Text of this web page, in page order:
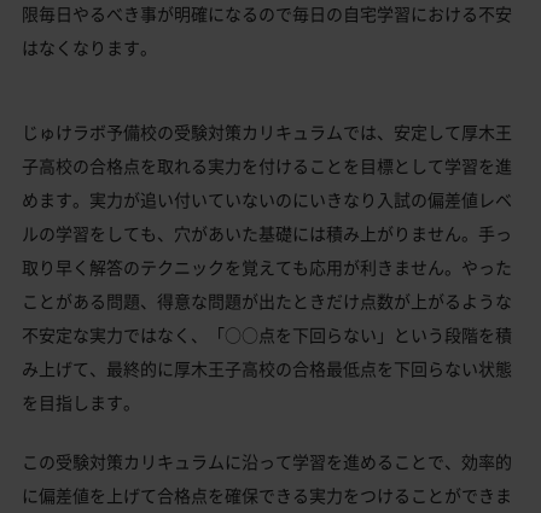
限毎日やるべき事が明確になるので毎日の自宅学習における不安
はなくなります。
じゅけラボ予備校の受験対策カリキュラムでは、安定して厚木王
子高校の合格点を取れる実力を付けることを目標として学習を進
めます。実力が追い付いていないのにいきなり入試の偏差値レベ
ルの学習をしても、穴があいた基礎には積み上がりません。手っ
取り早く解答のテクニックを覚えても応用が利きません。やった
ことがある問題、得意な問題が出たときだけ点数が上がるような
不安定な実力ではなく、「○○点を下回らない」という段階を積
み上げて、最終的に厚木王子高校の合格最低点を下回らない状態
を目指します。
この受験対策カリキュラムに沿って学習を進めることで、効率的
に偏差値を上げて合格点を確保できる実力をつけることができま